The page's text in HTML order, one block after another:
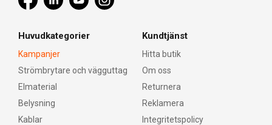
Huvudkategorier
Kampanjer
Strömbrytare och vägguttag
Elmaterial
Belysning
Kablar
Kundtjänst
Hitta butik
Om oss
Returnera
Reklamera
Integritetspolicy